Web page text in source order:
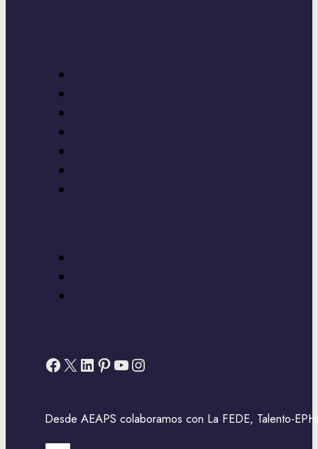
Facebook
X LinkedIn
Pinterest
YouTube
Instagram
Desde AEAPS colaboramos con La FEDE, Talento-